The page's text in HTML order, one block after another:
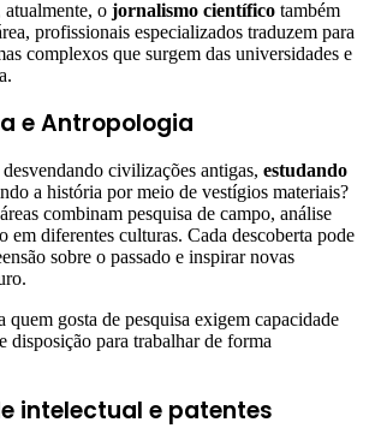
o jornalismo científico também
profissionais especializados traduzem para
complexos que surgem das universidades e
e Antropologia
civilizações antigas, estudando
a história por meio de vestígios materiais?
combinam pesquisa de campo, análise
em diferentes culturas. Cada descoberta pode
sobre o passado e inspirar novas
quem gosta de pesquisa exigem capacidade
disposição para trabalhar de forma
intelectual e patentes